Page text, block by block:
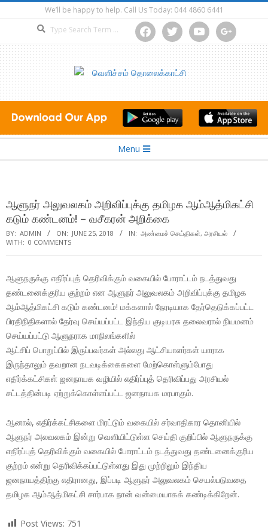
to
We’ll be happy to help. Call Us Today: 044 4860 6441
facebooktwitter youtube google
Menu
ஆளுநர் அலுவலகம் அறிவிப்புக்கு தமிழக ஆம்ஆத்மிகட்சி
கடும் கண்டனம்! – வசீகரன் அறிக்கை
BY: ADMIN ON: JUNE 25, 2018 IN: அண்மைச் செய்திகள், அரசியல்
WITH: 0 COMMENTS
ஆளுநருக்கு எதிர்ப்புத் தெரிவிக்கும் வகையில் போராட்டம் நடத்துவது
தண்டனைக்குரிய குற்றம் என ஆளுநர் அலுவலகம் அறிவிப்புக்கு தமிழக
ஆம்ஆத்மிகட்சி கடும் கண்டனம்! மக்களால் நேரடியாக தேர்தெடுக்கப்பட்ட
பிரதிநிதிகளால் தேர்வு செய்யப்பட்ட இந்திய குடியரசு தலைவரால் நியமனம்
செய்யப்பட்டு ஆளுநராக மாநிலங்களில்
ஆட்சிப் பொறுப்பில் இருப்பவர்கள் அல்லது ஆட்சியாளர்கள் யாராக
இருந்தாலும் தவறான நடவடிக்கைகளை மேற்கொள்ளும்போது
எதிர்க்கட்சிகள் ஜனநாயக வழியில் எதிர்ப்புத் தெரிவிப்பது அரசியல்
சட்டத்தின்படி ஏற்றுக்கொள்ளப்பட்ட ஜனநாயக மரபாகும்.
ஆனால், எதிர்க்கட்சிகளை மிரட்டும் வகையில் சர்வாதிகார தொனியில்
ஆளுநர் அலவலகம் இன்று வெளியிட்டுள்ள செய்தி குறிப்பில் ஆளுநருக்கு
எதிர்ப்புத் தெரிவிக்கும் வகையில் போராட்டம் நடத்துவது தண்டனைக்குரிய
குற்றம் என்று தெரிவிக்கப்பட்டுள்ளது இது முற்றிலும் இந்திய
ஜனநாயத்திற்கு எதிரானது, இப்படி ஆளுநர் அலுவலகம் செயல்படுவதை
தமிழக ஆம்ஆத்மிகட்சி சார்பாக நான் வன்மையாகக் கண்டிக்கிறேன்.
Post Views: 751